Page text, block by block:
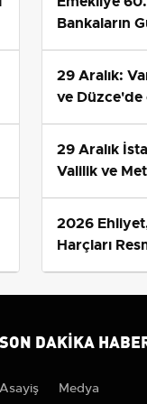
Bankaların
29 Aralık:
ve
29 Aralık
Valilik ve
2026
Harçları
DAKIKA
Medya